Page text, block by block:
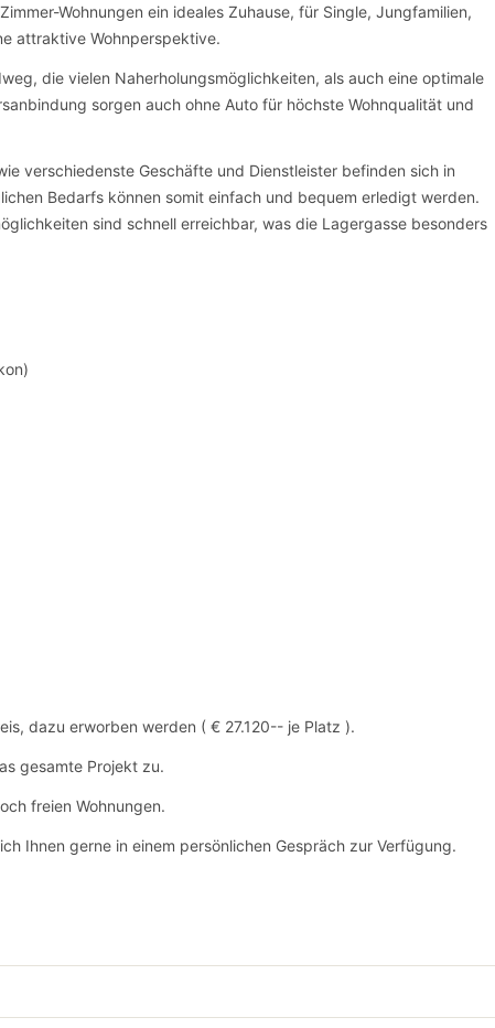
Wohnungen ein ideales Zuhause, für Single, Jungfamilien,
attraktive Wohnperspektive.
die vielen Naherholungsmöglichkeiten, als auch eine optimale
sorgen auch ohne Auto für höchste Wohnqualität und
verschiedenste Geschäfte und Dienstleister befinden sich in
Bedarfs können somit einfach und bequem erledigt werden.
sind schnell erreichbar, was die Lagergasse besonders
dazu erworben werden ( € 27.120-- je Platz ).
gesamte Projekt zu.
freien Wohnungen.
Ihnen gerne in einem persönlichen Gespräch zur Verfügung.